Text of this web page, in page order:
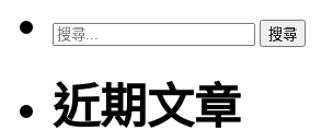
搜
關
鍵
近期文章